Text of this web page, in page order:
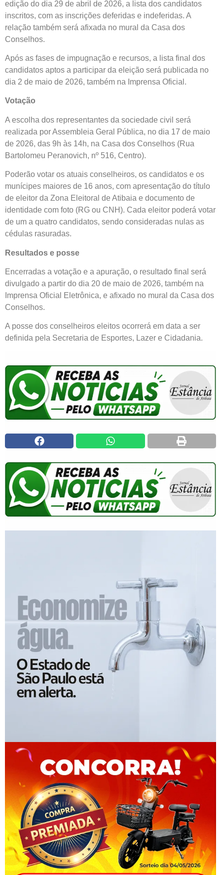
edição do dia 29 de abril de 2026, a lista dos candidatos
inscritos, com as inscrições deferidas e indeferidas. A
relação também será afixada no mural da Casa dos
Conselhos.
Após as fases de impugnação e recursos, a lista final dos
candidatos aptos a participar da eleição será publicada no
dia 2 de maio de 2026, também na Imprensa Oficial.
Votação
A escolha dos representantes da sociedade civil será
realizada por Assembleia Geral Pública, no dia 17 de maio
de 2026, das 9h às 14h, na Casa dos Conselhos (Rua
Bartolomeu Peranovich, nº 516, Centro).
Poderão votar os atuais conselheiros, os candidatos e os
munícipes maiores de 16 anos, com apresentação do título
de eleitor da Zona Eleitoral de Atibaia e documento de
identidade com foto (RG ou CNH). Cada eleitor poderá votar
de um a quatro candidatos, sendo consideradas nulas as
cédulas rasuradas.
Resultados e posse
Encerradas a votação e a apuração, o resultado final será
divulgado a partir do dia 20 de maio de 2026, também na
Imprensa Oficial Eletrônica, e afixado no mural da Casa dos
Conselhos.
A posse dos conselheiros eleitos ocorrerá em data a ser
definida pela Secretaria de Esportes, Lazer e Cidadania.